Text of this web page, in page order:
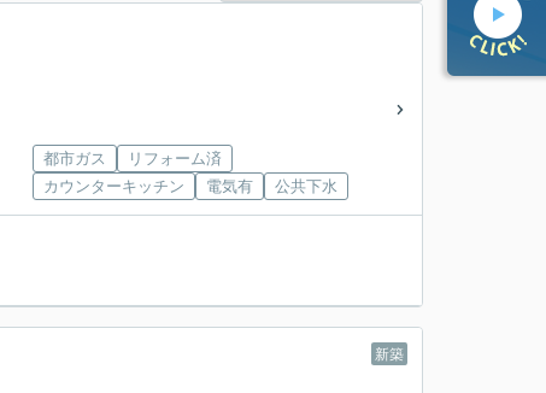
都市ガス
リフォーム済
カウンターキッチン
電気有 公共下水
新築